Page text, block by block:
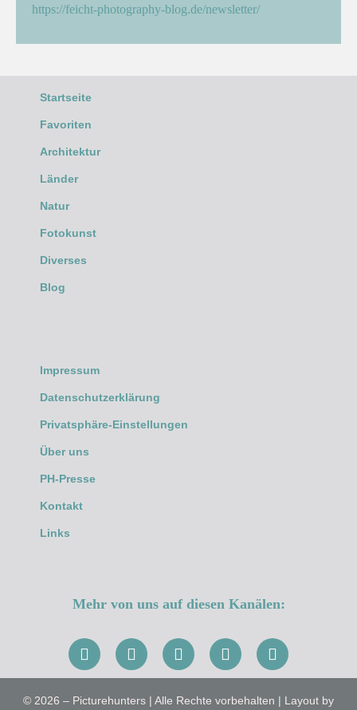
https://feicht-photography-blog.de/newsletter/
Startseite
Favoriten
Architektur
Länder
Natur
Fotokunst
Diverses
Blog
Impressum
Datenschutzerklärung
Privatsphäre-Einstellungen
Über uns
PH-Presse
Kontakt
Links
Mehr von uns auf diesen Kanälen:
© 2026 – Picturehunters | Alle Rechte vorbehalten | Layout by